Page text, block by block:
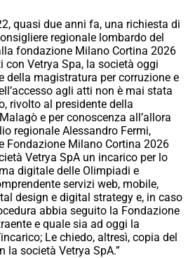
quasi due anni fa, una richiesta di
regionale lombardo del
fondazione Milano Cortina 2026
con Vetrya Spa, la società oggi
della magistratura per corruzione e
agli atti non è mai stata
rivolto al presidente della
e per conoscenza all’allora
regionale Alessandro Fermi,
Fondazione Milano Cortina 2026
Vetrya SpA un incarico per lo
digitale delle Olimpiadi e
servizi web, mobile,
design e digital strategy e, in caso
abbia seguito la Fondazione
e quale sia ad oggi la
Le chiedo, altresì, copia del
società Vetrya SpA.”